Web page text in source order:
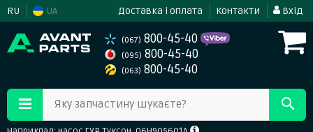
RU UA Доставка і оплата Контакти Вхід
(067) 800-45-40
(095) 800-45-40
(063) 800-45-40
Яку запчастину шукаєте?